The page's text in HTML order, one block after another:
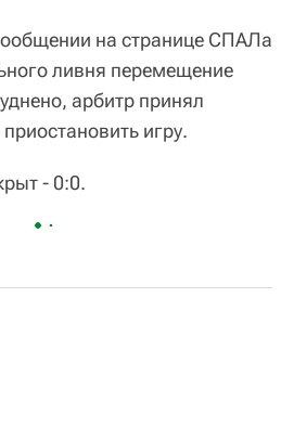
на странице СПАЛа
ливня перемещение
арбитр принял
игру.
- 0:0.